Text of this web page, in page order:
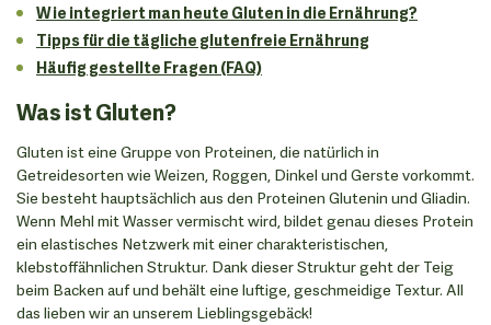
Wie integriert man heute Gluten in die Ernährung?
Tipps für die tägliche glutenfreie Ernährung
Häufig gestellte Fragen (FAQ)
Was ist Gluten?
Gluten ist eine Gruppe von Proteinen, die natürlich in
Getreidesorten wie Weizen, Roggen, Dinkel und Gerste vorkommt.
Sie besteht hauptsächlich aus den Proteinen Glutenin und Gliadin.
Wenn Mehl mit Wasser vermischt wird, bildet genau dieses Protein
ein elastisches Netzwerk mit einer charakteristischen,
klebstoffähnlichen Struktur. Dank dieser Struktur geht der Teig
beim Backen auf und behält eine luftige, geschmeidige Textur. All
das lieben wir an unserem Lieblingsgebäck!